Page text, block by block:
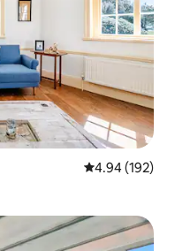
औसत रेटिंग 5 में से
4.94 (192)